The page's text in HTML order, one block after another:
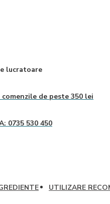
lucratoare
de peste 350 lei
0735 530 450
UTILIZARE